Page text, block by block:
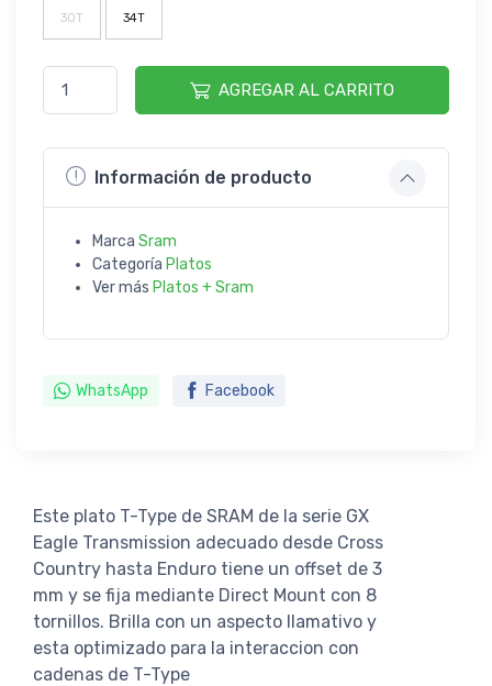
30T 34T
AGREGAR AL CARRITO
Información de producto
Marca Sram
Categoría Platos
Ver más Platos + Sram
WhatsApp Facebook
Este plato T-Type de SRAM de la serie GX
Eagle Transmission adecuado desde Cross
Country hasta Enduro tiene un offset de 3
mm y se fija mediante Direct Mount con 8
tornillos. Brilla con un aspecto llamativo y
esta optimizado para la interaccion con
cadenas de T-Type